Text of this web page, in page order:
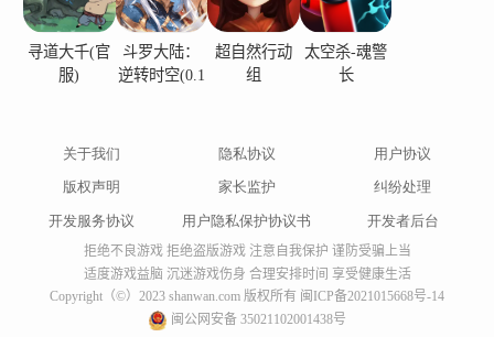
寻道大千(官
服)
斗罗大陆：
逆转时空(0.1
超自然行动
组
太空杀-魂警
长
关于我们 隐私协议
用户协议
版权声明
家长监护
纠纷处理
开发服务协议
用户隐私保护协议书 开发者后台
拒绝不良游戏 拒绝盗版游戏 注意自我保护 谨防受骗上当
适度游戏益脑 沉迷游戏伤身 合理安排时间 享受健康生活
Copyright（©）2023 shanwan.com 版权所有 闽ICP备2021015668号-14
闽公网安备 35021102001438号